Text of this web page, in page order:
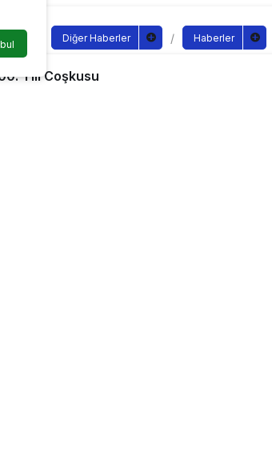
Diğer Haberler Haberler
Foça’da
Yılı Coşkusu